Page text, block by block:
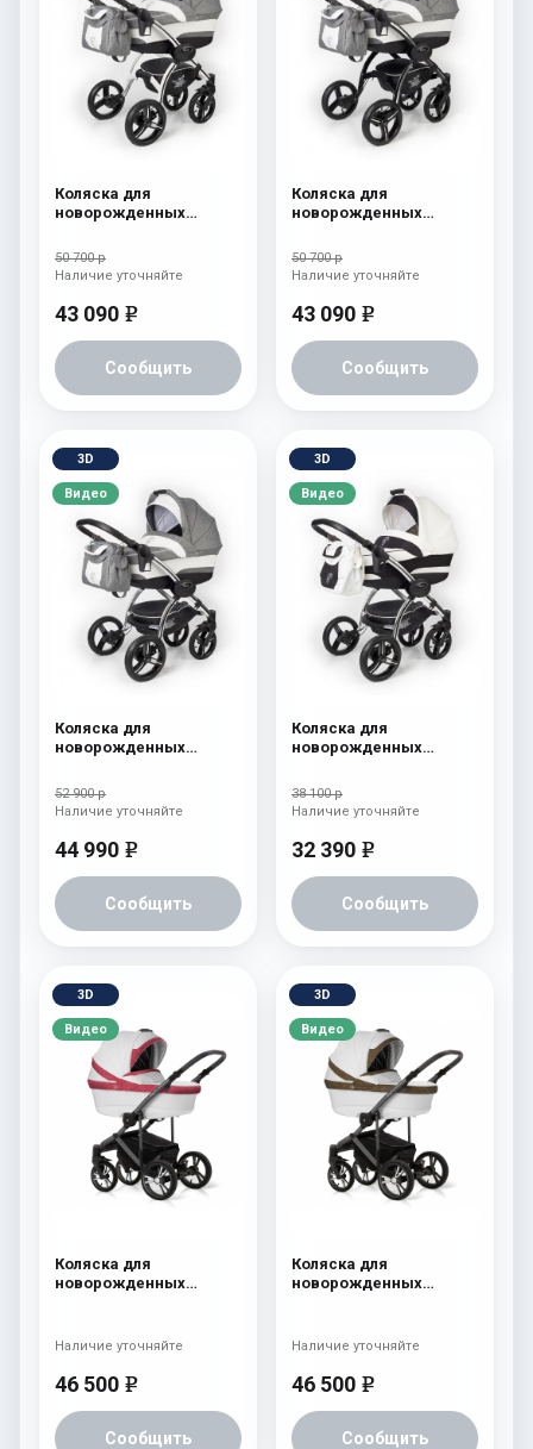
Коляска для
новорожденных
White) Denim
50 700 р
43 090 e
Сообщить
Наличие уточняйте
Коляска для
новорожденных
Black) Denim
50 700 р
43 090 e
Сообщить
Наличие уточняйте
3D
Видео
Коляска для
новорожденных
Chrome) Denim
52 900 р
44 990 e
Сообщить
Наличие уточняйте
3D
Видео
Коляска для
новорожденных
Chrome) White
38 100 р
32 390 e
Сообщить
Наличие уточняйте
3D
Видео
Коляска для
новорожденных
46 500 e
Сообщить
Наличие уточняйте
3D
Видео
Коляска для
новорожденных
46 500 e
Сообщить
Наличие уточняйте